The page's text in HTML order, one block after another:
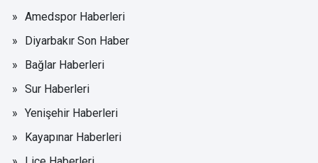
Amedspor Haberleri
Diyarbakır Son Haber
Bağlar Haberleri
Sur Haberleri
Yenişehir Haberleri
Kayapınar Haberleri